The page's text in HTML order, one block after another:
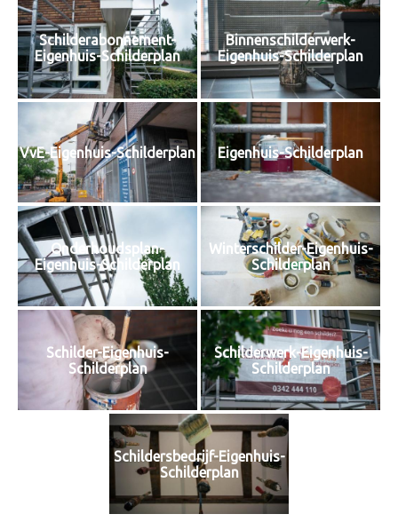
Schilderabonnement-
Eigenhuis-Schilderplan
Binnenschilderwerk-
Eigenhuis-Schilderplan
VvE-Eigenhuis-Schilderplan Eigenhuis-Schilderplan
Onderhoudsplan-
Eigenhuis-Schilderplan
Winterschilder-Eigenhuis-
Schilderplan
Schilder-Eigenhuis-
Schilderplan
Schilderwerk-Eigenhuis-
Schilderplan
Schildersbedrijf-Eigenhuis-
Schilderplan